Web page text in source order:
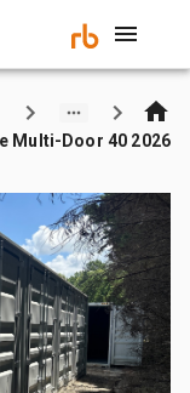
2026 40 ft High Cube Multi-Door حاويات تخزين